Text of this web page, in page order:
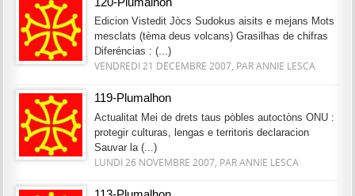
Edicion Vistedit Jòcs Sudokus aisits e mejans Mots
mesclats (tèma deus volcans) Grasilhas de chifras
Diferéncias : (...)
VENDREDI 21 DÉCEMBRE 2007, PAR ANNIE LESCA
119-Plumalhon
Actualitat Mei de drets taus pòbles autoctòns ONU :
protegir culturas, lengas e territoris declaracion
Sauvar la (...)
LUNDI 26 NOVEMBRE 2007, PAR ANNIE LESCA